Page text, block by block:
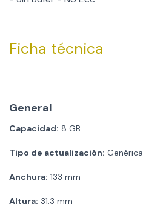
Ficha técnica
General
Capacidad: 8 GB
Tipo de actualización: Genérica
Anchura: 133 mm
Altura: 31.3 mm